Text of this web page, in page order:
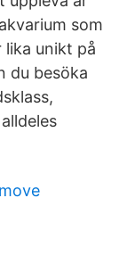
som
lika unikt på
du besöka